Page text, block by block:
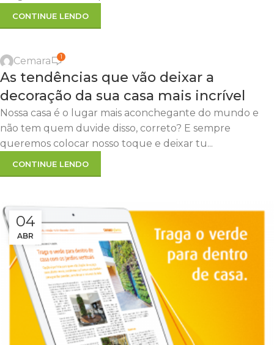
CONTINUE LENDO
29
JARDIM
TENDÊNCIA DECORAÇÃO
Cemara 1
As tendências que vão deixar a
decoração da sua casa mais incrível
Nossa casa é o lugar mais aconchegante do mundo e
não tem quem duvide disso, correto? E sempre
queremos colocar nosso toque e deixar tu...
CONTINUE LENDO
04
ABR